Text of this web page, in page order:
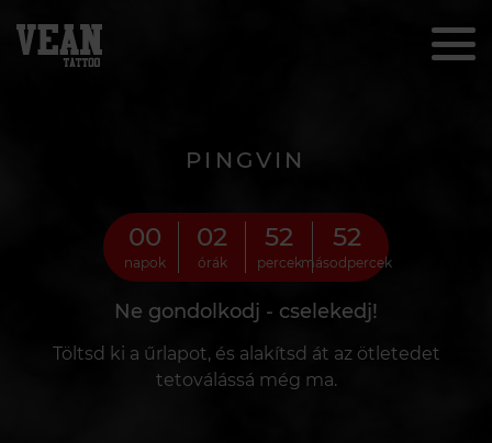
PINGVIN
00
napok
02
órák
52
percek
50
másodpercek
Ne gondolkodj - cselekedj!
Töltsd ki a űrlapot, és alakítsd át az ötletedet
tetoválássá még ma.